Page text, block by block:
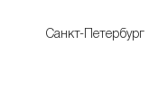
Санкт-Петербург